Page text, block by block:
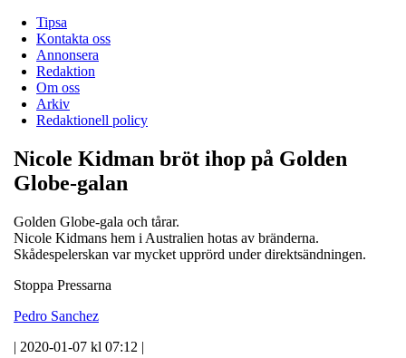
Tipsa
Kontakta oss
Annonsera
Redaktion
Om oss
Arkiv
Redaktionell policy
Nicole Kidman bröt ihop på Golden
Globe-galan
Golden Globe-gala och tårar.
Nicole Kidmans hem i Australien hotas av bränderna.
Skådespelerskan var mycket upprörd under direktsändningen.
Stoppa Pressarna
Pedro Sanchez
| 2020-01-07 kl 07:12 |